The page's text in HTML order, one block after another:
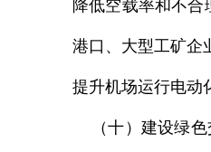
降低空载率和不
港口、大型工矿企
提升机场运行电动
（十）建设绿色